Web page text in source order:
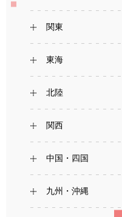
関東
東海
北陸
関西
中国・四国
九州・沖縄